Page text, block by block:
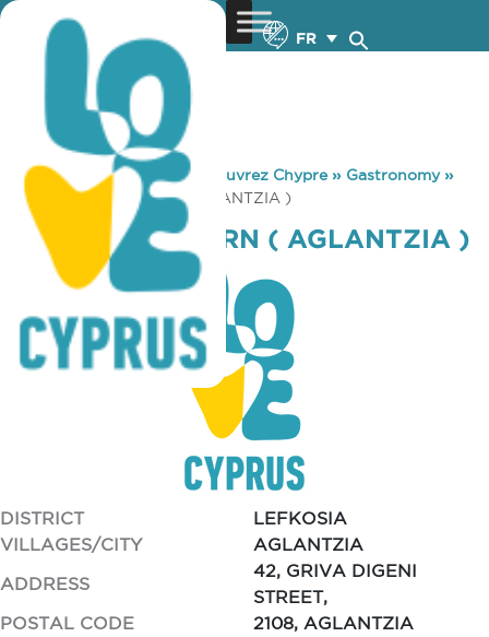
FR
You are here: Home »Découvrez Chypre» Gastronomy»
KYRIAKOS TAVERN ( AGLANTZIA )
KYRIAKOS TAVERN ( AGLANTZIA )
DISTRICT
LEFKOSIA
VILLAGES/CITY
AGLANTZIA
ADDRESS
42, GRIVA DIGENI
STREET,
POSTAL CODE
2108, AGLANTZIA